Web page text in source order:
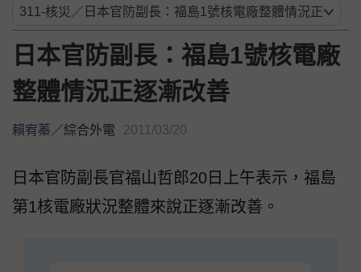
日本官防副長：福島1號核電廠
整體情況正逐漸改善
賴宥蓁／綜合外電 2011/03/20
日本官防副長官福山哲郎20日上午表示，福島
第1核電廠狀況整體來說正逐漸改善。